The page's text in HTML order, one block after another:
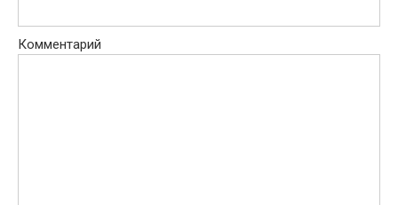
Комментарий